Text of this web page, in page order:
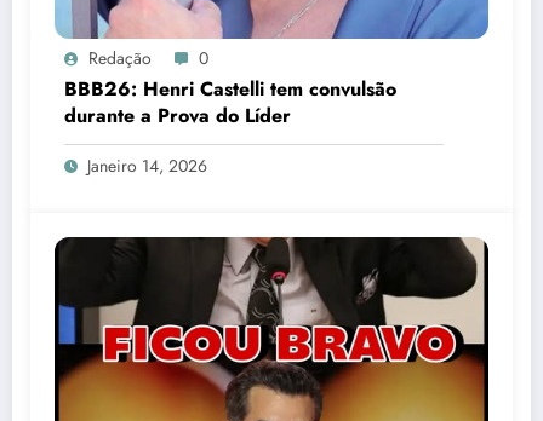
Redação 0
BBB26: Henri Castelli tem convulsão
durante a Prova do Líder
Janeiro 14, 2026